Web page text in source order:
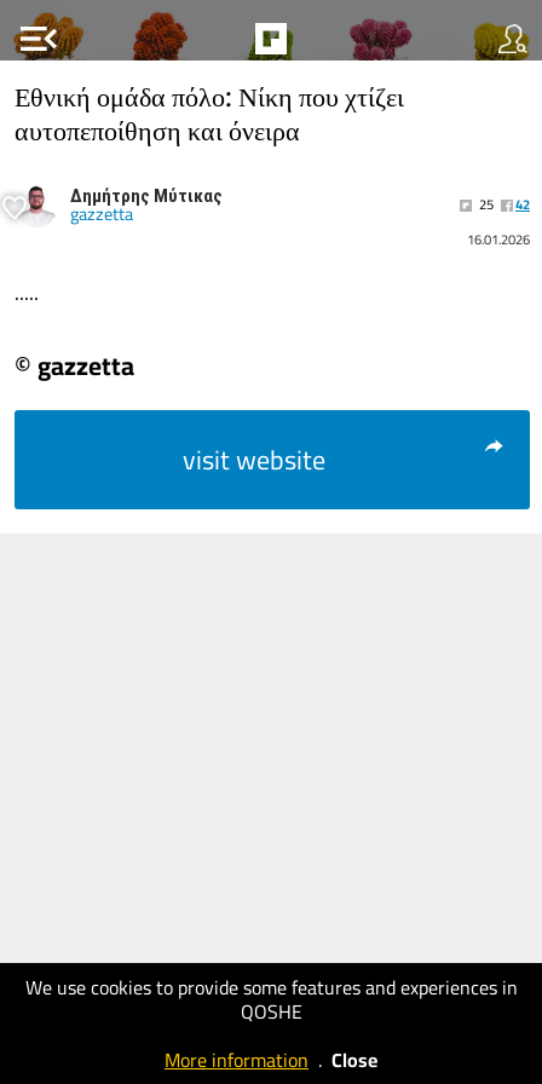
menu_open
We use cookies to provide some features and experiences in
QOSHE
More information . Close
Εθνική ομάδα πόλο: Νίκη που χτίζει
αυτοπεποίθηση και όνειρα
Δημήτρης Μύτικας
gazzetta 25
42
16.01.2026
.....
© gazzetta
visit website